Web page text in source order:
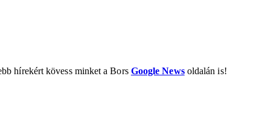
hírekért kövess minket a Bors Google Newsoldalán is!